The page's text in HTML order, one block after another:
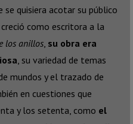
quisiera acotar su público
como escritora a la
los anillos, su obra era
, su variedad de temas
mundos y el trazado de
en cuestiones que
y los setenta, como el